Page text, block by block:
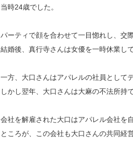
当時24歳でした。
パーティで顔を合わせて一目惚れし、交
結婚後、真行寺さんは女優を一時休業し
一方、大口さんはアパレルの社員として
しかし翌年、大口さんは大麻の不法所持
会社を解雇された大口はアパレル会社を
ところが、この会社も大口さんの共同経